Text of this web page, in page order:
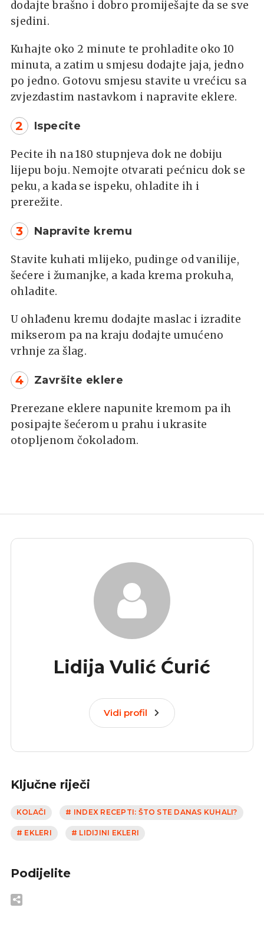
dodajte brašno i dobro promiješajte da se sve
sjedini.
Kuhajte oko 2 minute te prohladite oko 10
minuta, a zatim u smjesu dodajte jaja, jedno
po jedno. Gotovu smjesu stavite u vrećicu sa
zvjezdastim nastavkom i napravite eklere.
2 Ispecite
Pecite ih na 180 stupnjeva dok ne dobiju
lijepu boju. Nemojte otvarati pećnicu dok se
peku, a kada se ispeku, ohladite ih i
prerežite.
3 Napravite kremu
Stavite kuhati mlijeko, pudinge od vanilije,
šećere i žumanjke, a kada krema prokuha,
ohladite.
U ohlađenu kremu dodajte maslac i izradite
mikserom pa na kraju dodajte umućeno
vrhnje za šlag.
4 Završite eklere
Prerezane eklere napunite kremom pa ih
posipajte šećerom u prahu i ukrasite
otopljenom čokoladom.
Lidija Vulić Ćurić
Vidi profil
Ključne riječi
KOLAČI # INDEX RECEPTI: ŠTO STE DANAS KUHALI?
# EKLERI # LIDIJINI EKLERI
Podijelite